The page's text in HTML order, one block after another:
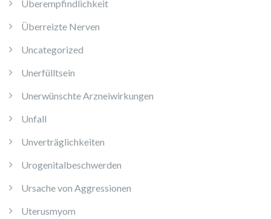
Überempfindlichkeit
Überreizte Nerven
Uncategorized
Unerfülltsein
Unerwünschte Arzneiwirkungen
Unfall
Unverträglichkeiten
Urogenitalbeschwerden
Ursache von Aggressionen
Uterusmyom